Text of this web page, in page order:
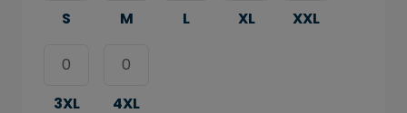
S M L XL XXL
3XL 4XL